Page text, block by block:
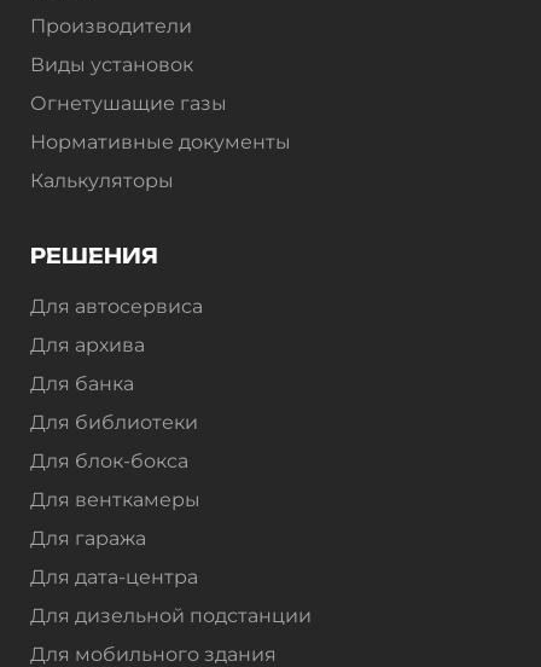
Производители
Виды установок
Огнетушащие газы
Нормативные документы
Калькуляторы
РЕШЕНИЯ
Для автосервиса
Для архива
Для банка
Для библиотеки
Для блок-бокса
Для венткамеры
Для гаража
Для дата-центра
Для дизельной подстанции
Для мобильного здания